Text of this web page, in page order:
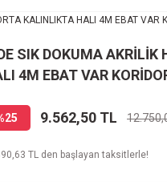
KALINLIKTA HALI 4M EBAT
SIK DOKUMA AKRİLİK
4M EBAT VAR
9.562,50 TL
TL den başlayan taksitlerle!